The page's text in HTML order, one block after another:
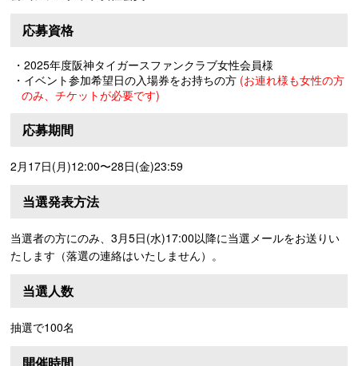
応募資格
・2025年度阪神タイガースファンクラブ女性会員様
・イベント参加希望日の入場券をお持ちの方 (お連れ様も女性の方
のみ、チケットが必要です)
応募期間
2月17日(月)12:00〜28日(金)23:59
当選発表方法
当選者の方にのみ、3月5日(水)17:00以降に当選メールをお送りい
たします（落選の連絡はいたしません）。
当選人数
抽選で100名
開催時間